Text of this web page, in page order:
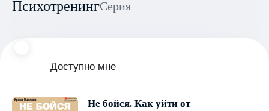
Психотренинг Серия
Доступно мне
Не бойся. Как уйти от